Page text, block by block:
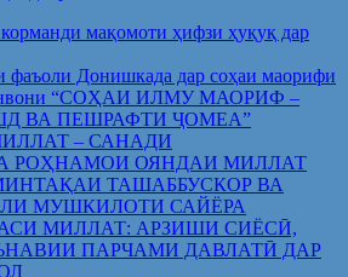
мақомоти ҳифзи ҳуқуқ дар
фаъоли Донишкада дар соҳаи маорифи
унвони “СОҲАИ ИЛМУ МАОРИФ –
ВА ПЕШРАФТИ ҶОМЕА”
– САНАДИ
РОҲНАМОИ ОЯНДАИ МИЛЛАТ
ТАШАББУСКОР ВА
МУШКИЛОТИ САЙЁРА
МИЛЛАТ: АРЗИШИ СИЁСӢ,
ПАРЧАМИ ДАВЛАТӢ ДАР